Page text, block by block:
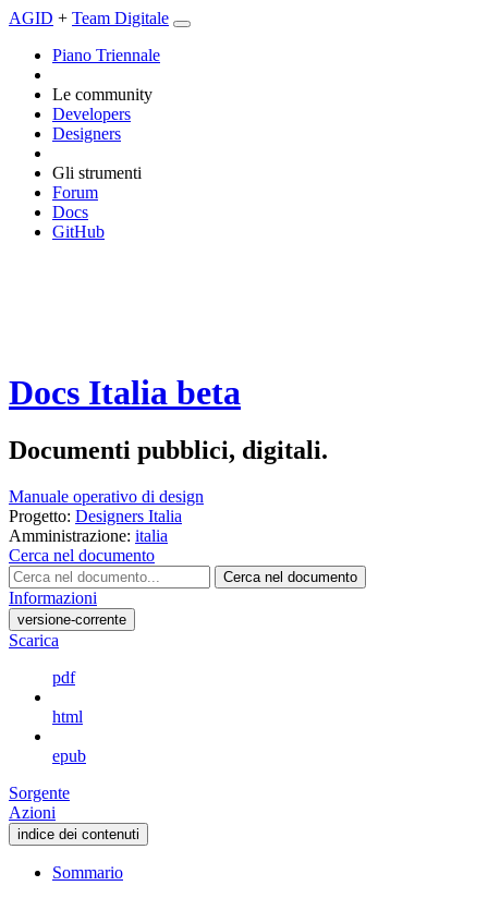
AGID + Team Digitale
Piano Triennale
Le community
Developers
Designers
Gli strumenti
Forum
Docs
GitHub
Docs Italia beta
Documenti pubblici, digitali.
Manuale operativo di design
Progetto: Designers Italia
Amministrazione: italia
Cerca nel documento
Cerca nel documento
Informazioni
versione-corrente
Scarica
pdf
html
epub
Sorgente
Azioni
indice dei contenuti
Sommario